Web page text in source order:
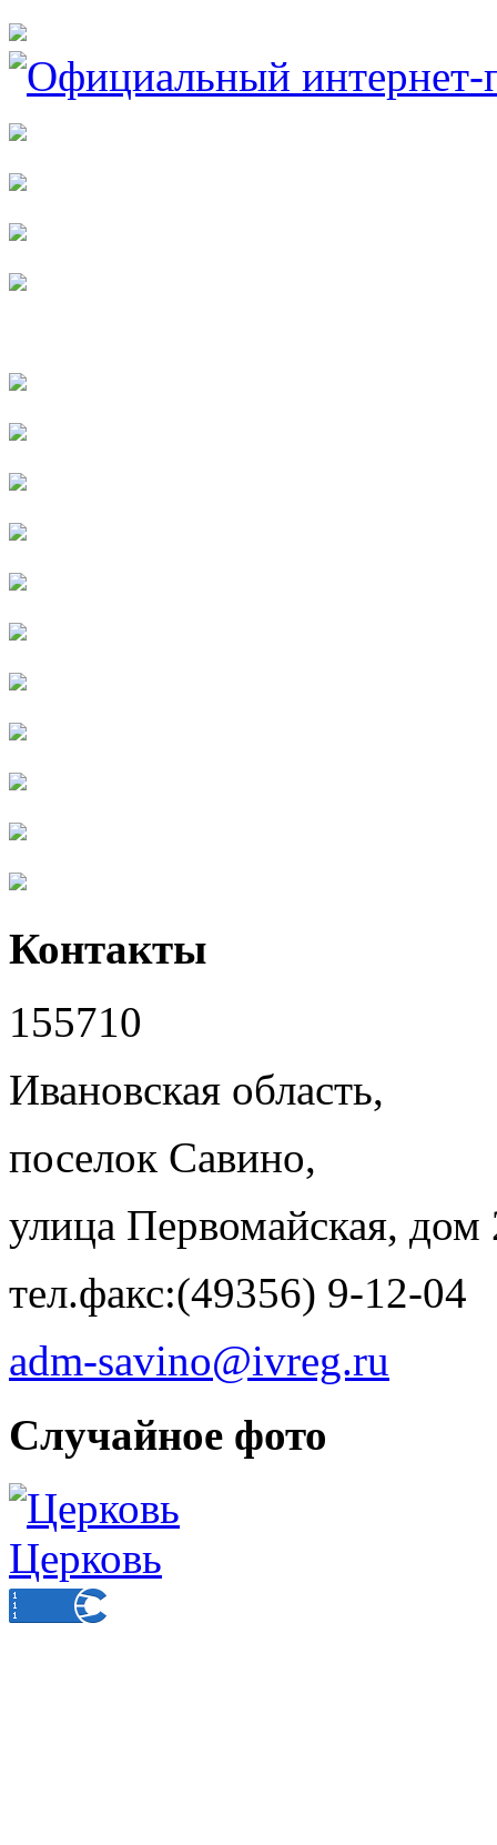
Контакты
155710
Ивановская область,
поселок Савино,
улица Первомайская, дом
тел.факс:(49356) 9-12-04
adm-savino@ivreg.ru
Случайное фото
Церковь